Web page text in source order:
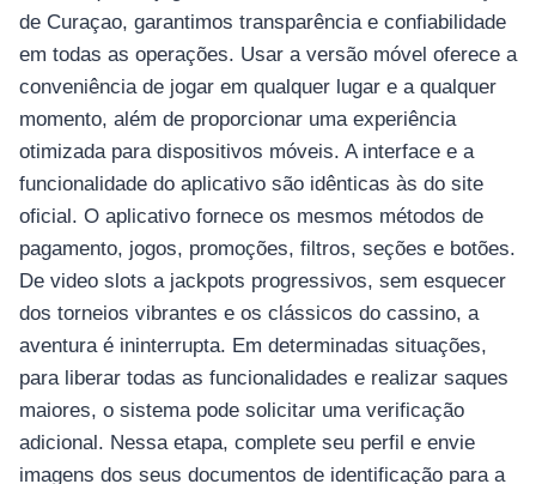
อุปกรณ์เพื่อความบันเทิง
อุปกรณ์เพื่อความบันเทิง
หูฟัง
ลำโพง
โทรทัศน์
สินค้าตามแบรนด์
de Curaçao, garantimos transparência e confiabilidade
em todas as operações. Usar a versão móvel oferece a
conveniência de jogar em qualquer lugar e a qualquer
momento, além de proporcionar uma experiência
otimizada para dispositivos móveis. A interface e a
funcionalidade do aplicativo são idênticas às do site
oficial. O aplicativo fornece os mesmos métodos de
pagamento, jogos, promoções, filtros, seções e botões.
De video slots a jackpots progressivos, sem esquecer
dos torneios vibrantes e os clássicos do cassino, a
aventura é ininterrupta. Em determinadas situações,
para liberar todas as funcionalidades e realizar saques
maiores, o sistema pode solicitar uma verificação
adicional. Nessa etapa, complete seu perfil e envie
imagens dos seus documentos de identificação para a